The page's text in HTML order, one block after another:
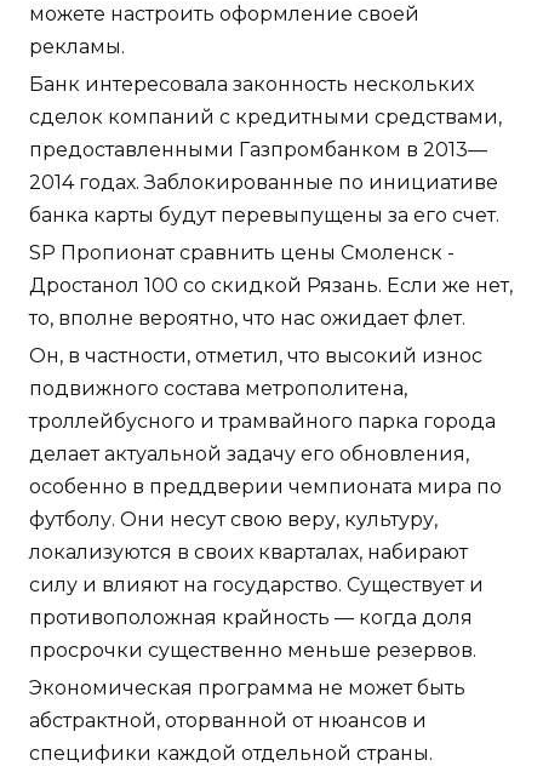
можете настроить оформление своей
рекламы.
Банк интересовала законность нескольких
сделок компаний с кредитными средствами,
предоставленными Газпромбанком в 2013—
2014 годах. Заблокированные по инициативе
банка карты будут перевыпущены за его счет.
SP Пропионат сравнить цены Смоленск -
Дростанол 100 со скидкой Рязань. Если же нет,
то, вполне вероятно, что нас ожидает флет.
Он, в частности, отметил, что высокий износ
подвижного состава метрополитена,
троллейбусного и трамвайного парка города
делает актуальной задачу его обновления,
особенно в преддверии чемпионата мира по
футболу. Они несут свою веру, культуру,
локализуются в своих кварталах, набирают
силу и влияют на государство. Существует и
противоположная крайность — когда доля
просрочки существенно меньше резервов.
Экономическая программа не может быть
абстрактной, оторванной от нюансов и
специфики каждой отдельной страны.